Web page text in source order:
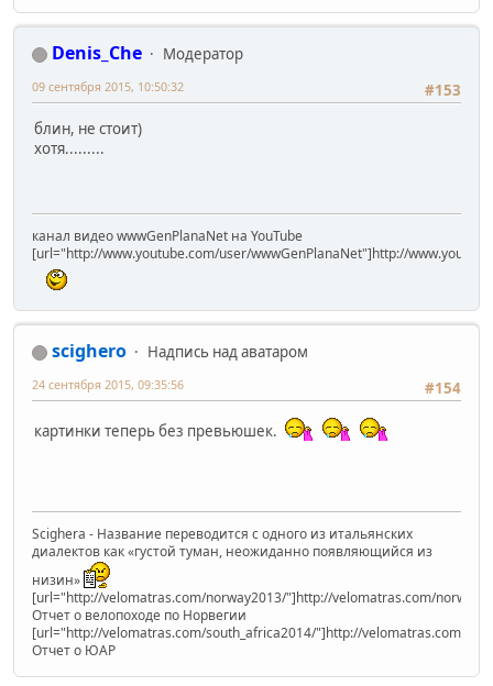
Denis_Che
Модератор
#153
09 сентября 2015, 10:50:32
блин, не стоит)
хотя.........
канал видео wwwGenPlanaNet на YouTube
[url="http://www.youtube.com/user/wwwGenPlanaNet"]http://
scighero
Надпись над аватаром
#154
24 сентября 2015, 09:35:56
картинки теперь без превьюшек.
Scighera - Название переводится с одного из итальянских
диалектов как «густой туман, неожиданно появляющийся из
низин»
[url="http://velomatras.com/norway2013/"]http://velomatras.com/
Отчет о велопоходе по Норвегии
[url="http://velomatras.com/south_africa2014/"]http://velomatras.com/
Отчет о ЮАР